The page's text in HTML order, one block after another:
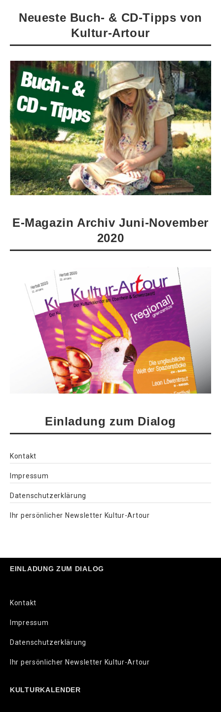
Neueste Buch- & CD-Tipps von
Kultur-Artour
E-Magazin Archiv Juni-November
2020
Einladung zum Dialog
Kontakt
Impressum
Datenschutzerklärung
Ihr persönlicher Newsletter Kultur-Artour
EINLADUNG ZUM DIALOG
Kontakt
Impressum
Datenschutzerklärung
Ihr persönlicher Newsletter Kultur-Artour
KULTURKALENDER